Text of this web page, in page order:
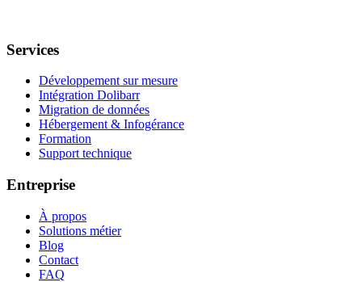
Services
Développement sur mesure
Intégration Dolibarr
Migration de données
Hébergement & Infogérance
Formation
Support technique
Entreprise
À propos
Solutions métier
Blog
Contact
FAQ